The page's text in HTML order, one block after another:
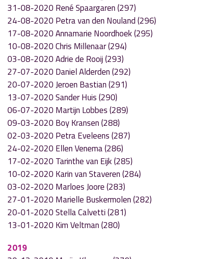
31-08-2020 René Spaargaren (297)
24-08-2020 Petra van den Nouland (296)
17-08-2020 Annamarie Noordhoek (295)
10-08-2020 Chris Millenaar (294)
03-08-2020 Adrie de Rooij (293)
27-07-2020 Daniel Alderden (292)
20-07-2020 Jeroen Bastian (291)
13-07-2020 Sander Huis (290)
06-07-2020 Martijn Lobbes (289)
09-03-2020 Boy Kransen (288)
02-03-2020 Petra Eveleens (287)
24-02-2020 Ellen Venema (286)
17-02-2020 Tarinthe van Eijk (285)
10-02-2020 Karin van Staveren (284)
03-02-2020 Marloes Joore (283)
27-01-2020 Marielle Buskermolen (282)
20-01-2020 Stella Calvetti (281)
13-01-2020 Kim Veltman (280)
2019